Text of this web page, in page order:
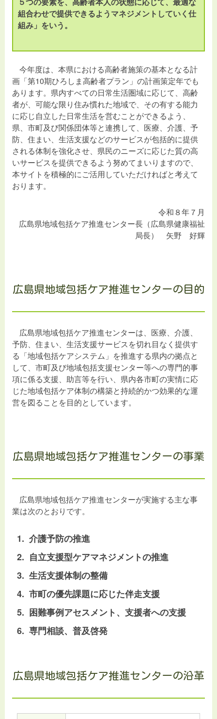
組合わせで提供できるようマネジメントしていく仕
組み」をいう。
今年度は、本県における高齢者施策の基本となる計
画「第10期ひろしま高齢者プラン」の計画策定年でも
あります。県内すべての日常生活圏域に応じて、高齢
者が、可能な限り住み慣れた地域で、その有する能力
に応じ自立した日常生活を営むことができるよう、
県、市町及び関係団体等と連携して、医療、介護、予
防、住まい、生活支援などのサービスが包括的に提供
される体制を強化させ、県民のニーズに応じた質の高
いサービスを提供できるよう努めてまいりますので、
本サイトを積極的にご活用していただければと考えて
おります。
令和８年７月
広島県地域包括ケア推進センター長（広島県健康福祉
局長） 矢野 好輝
広島県地域包括ケア推進センターの目的
広島県地域包括ケア推進センターは、医療、介護、
予防、住まい、生活支援サービスを切れ目なく提供す
る「地域包括ケアシステム」を推進する県内の拠点と
して、市町及び地域包括支援センター等への専門的事
項に係る支援、助言等を行い、県内各市町の実情に応
じた地域包括ケア体制の構築と持続的かつ効果的な運
営を図ることを目的としています。
広島県地域包括ケア推進センターの事業
広島県地域包括ケア推進センターが実施する主な事
業は次のとおりです。
介護予防の推進
自立支援型ケアマネジメントの推進
生活支援体制の整備
市町の優先課題に応じた伴走支援
困難事例アセスメント、支援者への支援
専門相談、普及啓発
広島県地域包括ケア推進センターの沿革